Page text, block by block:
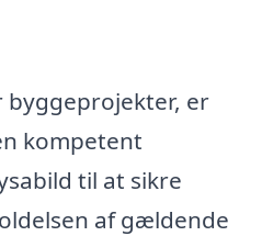
byggeprojekter, er
kompetent
til at sikre
af gældende